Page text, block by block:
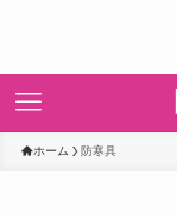
ホーム 防寒具